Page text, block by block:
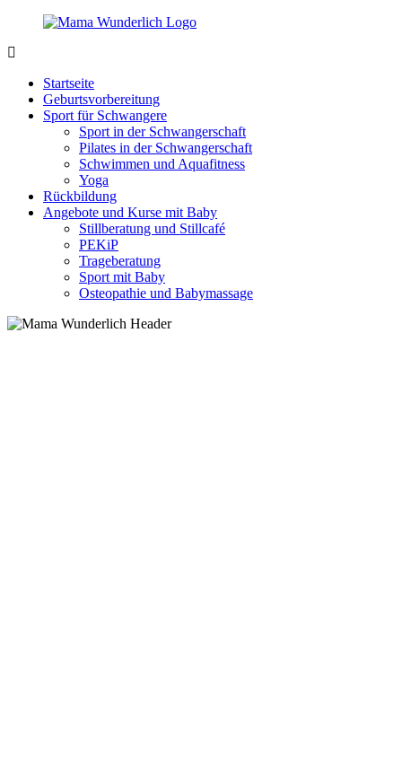
Zurück
Inhalt
sein
wunderbar!
Startseite
Geburtsvorbereitung
Sport für Schwangere
Sport in der Schwangerschaft
Pilates in der Schwangerschaft
Schwimmen und Aquafitness
Yoga
Rückbildung
Angebote und Kurse mit Baby
Stillberatung und Stillcafé
PEKiP
Trageberatung
Sport mit Baby
Osteopathie und Babymassage